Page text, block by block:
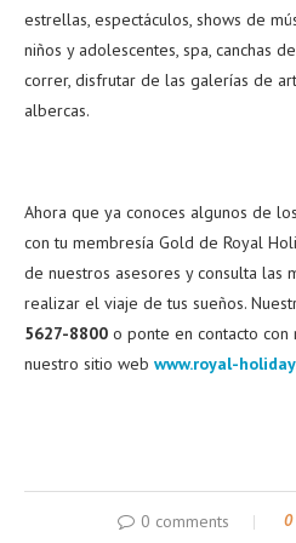
estrellas, espectáculos, shows de
niños y adolescentes, spa, canchas
correr, disfrutar de las galerías de
albercas.
Ahora que ya conoces algunos de
con tu membresía Gold de Royal
de nuestros asesores y consulta las
realizar el viaje de tus sueños.
5627-8800 o ponte en contacto con
nuestro sitio web www.royal-
0 comments 0